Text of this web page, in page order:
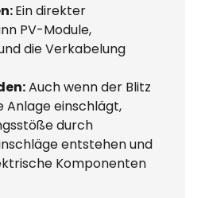
Ein direkter
PV-Module,
die Verkabelung
Auch wenn der Blitz
Anlage einschlägt,
durch
entstehen und
Komponenten